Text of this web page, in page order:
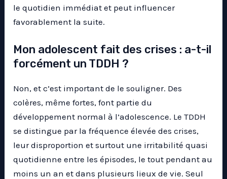
le quotidien immédiat et peut influencer
favorablement la suite.
Mon adolescent fait des crises : a-t-il
forcément un TDDH ?
Non, et c’est important de le souligner. Des
colères, même fortes, font partie du
développement normal à l’adolescence. Le TDDH
se distingue par la fréquence élevée des crises,
leur disproportion et surtout une irritabilité quasi
quotidienne entre les épisodes, le tout pendant au
moins un an et dans plusieurs lieux de vie. Seul